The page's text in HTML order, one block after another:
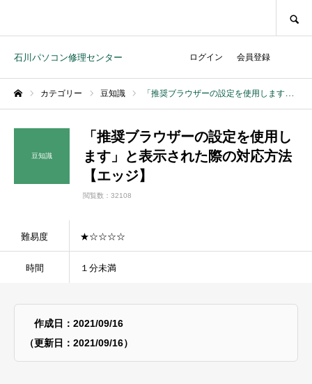
石川パソコン修理センター ログイン 会員登録
カテゴリー 豆知識 「推奨ブラウザーの設定を使用します」と表示された際の対応方法【エッジ】
豆知識
「推奨ブラウザーの設定を使用し
ます」と表示された際の対応方法
【エッジ】
閲覧数：32108
難易度 ★☆☆☆☆
時間 １分未満
作成日：2021/09/16
（更新日：2021/09/16）